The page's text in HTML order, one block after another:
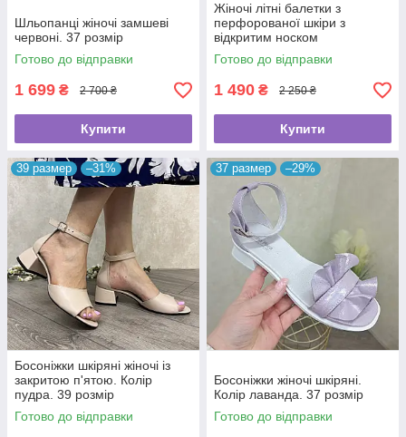
Шльопанці жіночі замшеві
червоні. 37 розмір
Готово до відправки
1 699 ₴ 2 700 ₴
Купити
Жіночі літні балетки з
перфорованої шкіри з
відкритим носком
Готово до відправки
1 490 ₴ 2 250 ₴
Купити
39 размер –31%
Босоніжки шкіряні жіночі із
закритою п'ятою. Колір
пудра. 39 розмір
Готово до відправки
37 размер –29%
Босоніжки жіночі шкіряні.
Колір лаванда. 37 розмір
Готово до відправки